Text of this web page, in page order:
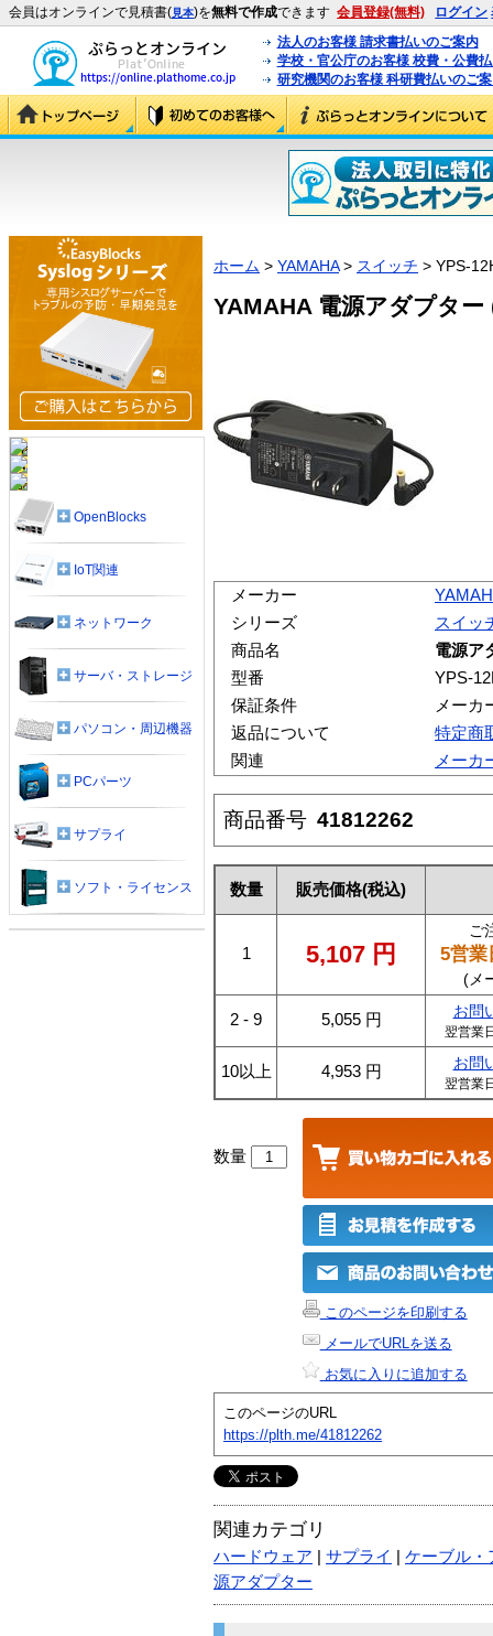
会員はオンラインで見積書(見本)を無料で作成できます 会員登録(無料) ログイン
法人のお客様 請求書払いのご案内
学校・官公庁のお客様 校費・公費
研究機関のお客様 科研費払いのご
ホーム > YAMAHA> スイッチ > YPS-
YAMAHA 電源アダプター
メーカー
シリーズ
スイッ
商品名
電源ア
型番
YPS-
保証条件
メーカ
返品について
特定商
関連
メーカ
商品番号 41812262
数量 販売価格(税込)
1 5,107 円
ご
5営業
(メ
2 - 9 5,055 円 お問
翌営業
10以上 4,953 円 お問
翌営業
数量
このページを印刷する
メールでURLを送る
お気に入りに追加する
このページのURL
https://plth.me/41812262
関連カテゴリ
ハードウェア サプライ
ケーブル・
源アダプター
OpenBlocks
IoT関連
ネットワーク
サーバ・ストレージ
パソコン・周辺機器
PCパーツ
サプライ
ソフト・ライセンス